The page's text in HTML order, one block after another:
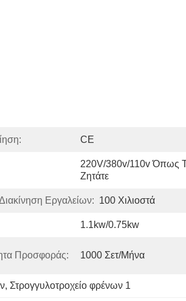
CE
220V/380v/110v Όπως
Ζητάτε
Εργαλείων: 100 Χιλιοστά
1.1kw/0.75kw
Προσφοράς: 1000 Σετ/μήνα
, Στρογγυλοτροχείο φρένων 1